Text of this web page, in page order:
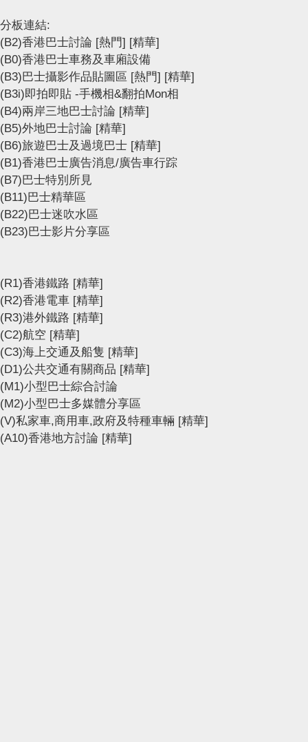
分板連結:
(B2)香港巴士討論 [熱門] [精華]
(B0)香港巴士車務及車廂設備
(B3)巴士攝影作品貼圖區 [熱門] [精華]
(B3i)即拍即貼 -手機相&翻拍Mon相
(B4)兩岸三地巴士討論 [精華]
(B5)外地巴士討論 [精華]
(B6)旅遊巴士及過境巴士 [精華]
(B1)香港巴士廣告消息/廣告車行踪
(B7)巴士特別所見
(B11)巴士精華區
(B22)巴士迷吹水區
(B23)巴士影片分享區
(R1)香港鐵路 [精華]
(R2)香港電車 [精華]
(R3)港外鐵路 [精華]
(C2)航空 [精華]
(C3)海上交通及船隻 [精華]
(D1)公共交通有關商品 [精華]
(M1)小型巴士綜合討論
(M2)小型巴士多媒體分享區
(V)私家車,商用車,政府及特種車輛 [精華]
(A10)香港地方討論 [精華]